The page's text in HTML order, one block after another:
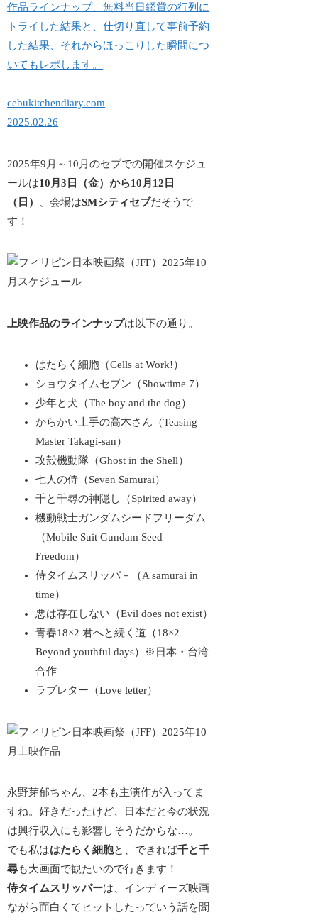
作品ラインナップ、無料当日鑑賞の行列に
トライした結果と、仕切り直して事前予約
した結果、それからほっこりした瞬間につ
いてもレポします。
cebukitchendiary.com
2025.02.26
2025年9月～10月のセブでの開催スケジュ
ールは10月3日（金）から10月12日
（日）
、会場はSMシティセブだそうで
す！
上映作品のラインナップは以下の通り。
はたらく細胞（Cells at Work!）
ショウタイムセブン（Showtime 7）
少年と犬（The boy and the dog）
からかい上手の高木さん（Teasing
Master Takagi-san）
攻殻機動隊（Ghost in the Shell）
七人の侍（Seven Samurai）
千と千尋の神隠し（Spirited away）
機動戦士ガンダムシードフリーダム
（Mobile Suit Gundam Seed
Freedom）
侍タイムスリッパ－（A samurai in
time）
悪は存在しない（Evil does not exist）
青春18×2 君へと続く道（18×2
Beyond youthful days）※日本・台湾
合作
ラブレター（Love letter）
永野芽郁ちゃん、2本も主演作が入ってま
すね。好きだったけど、日本だと今の状況
は興行収入にも影響しそうだからな…。
でも私ははたらく細胞と、できれば千と千
尋も大画面で観たいので行きます！
侍タイムスリッパーは、インディーズ映画
ながら面白くてヒットしたっていう話を聞